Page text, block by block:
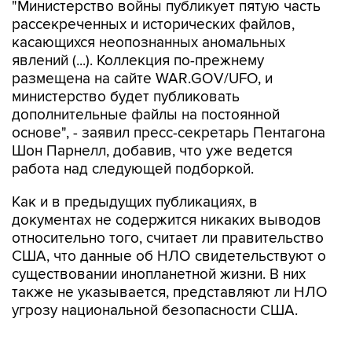
касающихся неопознанных аномальных
явлений (...). Коллекция по-прежнему
размещена на сайте WAR.GOV/UFO, и
министерство будет публиковать
дополнительные файлы на постоянной
основе", - заявил пресс-секретарь Пентагона
Шон Парнелл, добавив, что уже ведется
работа над следующей подборкой.
Как и в предыдущих публикациях, в
относительно того, считает ли правительство
США, что данные об НЛО свидетельствуют о
существовании инопланетной жизни. В них
также не указывается, представляют ли НЛО
угрозу национальной безопасности США.
В Пентагоне подчеркивают, что публикация